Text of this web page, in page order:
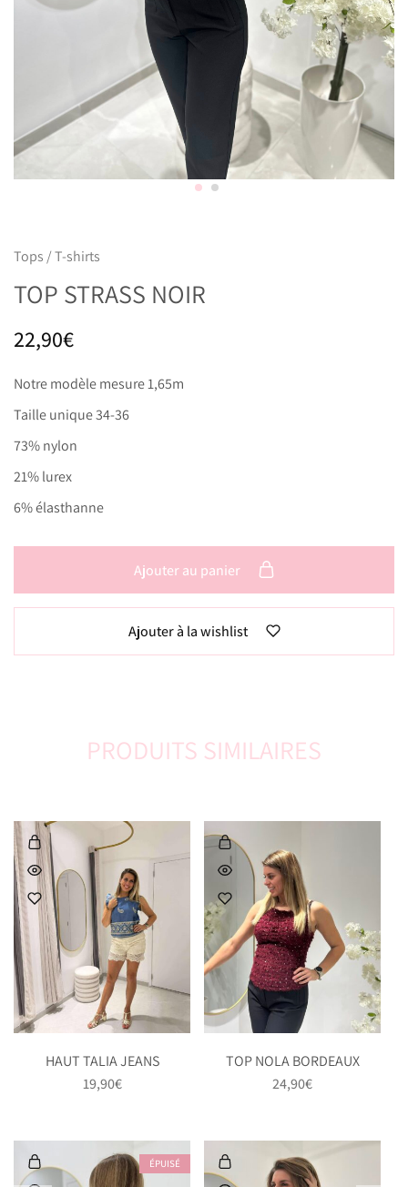
Tops / T-shirts
TOP STRASS NOIR
22,90€
Notre modèle mesure 1,65m
Taille unique 34-36
73% nylon
21% lurex
6% élasthanne
Ajouter au panier
Ajouter à la wishlist
PRODUITS SIMILAIRES
HAUT TALIA JEANS
19,90€
TOP NOLA BORDEAUX
24,90€
ÉPUISÉ